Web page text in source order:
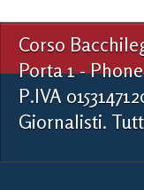
Corso
Porta 1 -
P.IVA
Giornalisti.